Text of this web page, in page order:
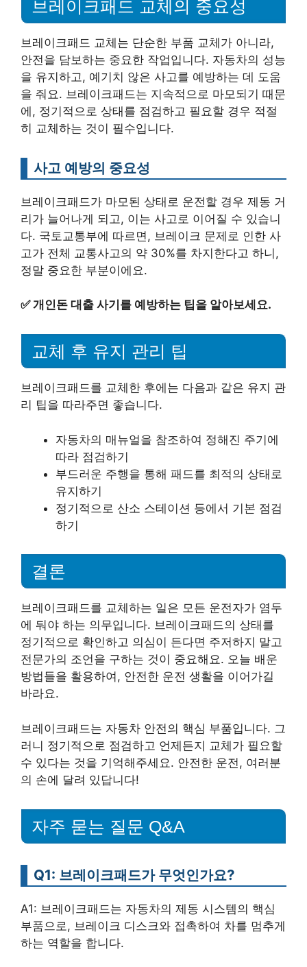
브레이크패드 교체의 중요성
브레이크패드 교체는 단순한 부품 교체가 아니라,
안전을 담보하는 중요한 작업입니다. 자동차의 성능
을 유지하고, 예기치 않은 사고를 예방하는 데 도움
을 줘요. 브레이크패드는 지속적으로 마모되기 때문
에, 정기적으로 상태를 점검하고 필요할 경우 적절
히 교체하는 것이 필수입니다.
사고 예방의 중요성
브레이크패드가 마모된 상태로 운전할 경우 제동 거
리가 늘어나게 되고, 이는 사고로 이어질 수 있습니
다. 국토교통부에 따르면, 브레이크 문제로 인한 사
고가 전체 교통사고의 약 30%를 차지한다고 하니,
정말 중요한 부분이에요.
✅개인돈 대출 사기를 예방하는 팁을 알아보세요.
교체 후 유지 관리 팁
브레이크패드를 교체한 후에는 다음과 같은 유지 관
리 팁을 따라주면 좋습니다.
자동차의 매뉴얼을 참조하여 정해진 주기에
따라 점검하기
부드러운 주행을 통해 패드를 최적의 상태로
유지하기
정기적으로 산소 스테이션 등에서 기본 점검
하기
결론
브레이크패드를 교체하는 일은 모든 운전자가 염두
에 둬야 하는 의무입니다. 브레이크패드의 상태를
정기적으로 확인하고 의심이 든다면 주저하지 말고
전문가의 조언을 구하는 것이 중요해요. 오늘 배운
방법들을 활용하여, 안전한 운전 생활을 이어가길
바라요.
브레이크패드는 자동차 안전의 핵심 부품입니다. 그
러니 정기적으로 점검하고 언제든지 교체가 필요할
수 있다는 것을 기억해주세요. 안전한 운전, 여러분
의 손에 달려 있답니다!
자주 묻는 질문 Q&A
Q1: 브레이크패드가 무엇인가요?
A1: 브레이크패드는 자동차의 제동 시스템의 핵심
부품으로, 브레이크 디스크와 접촉하여 차를 멈추게
하는 역할을 합니다.